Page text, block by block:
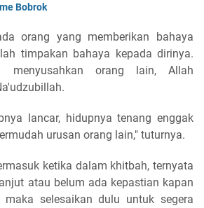
Bobrok
orang yang memberikan bahaya
timpakan bahaya kepada dirinya.
menyusahkan orang lain, Allah
lancar, hidupnya tenang enggak
urusan orang lain," tuturnya.
ketika dalam khitbah, ternyata
atau belum ada kepastian kapan
maka selesaikan dulu untuk segera